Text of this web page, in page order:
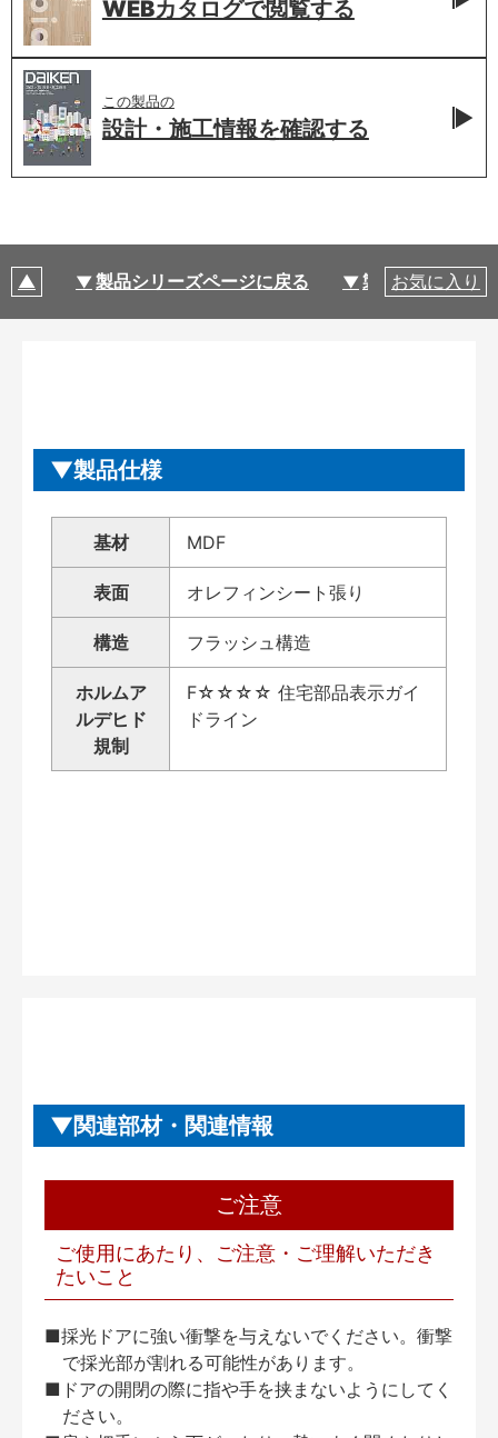
WEBカタログで閲覧する
この製品の
設計・施工情報を確認する
製品シリーズページに戻る 製品仕様
お気に入り
製品仕様
基材 MDF
表面 オレフィンシート張り
構造 フラッシュ構造
ホルムア
ルデヒド
規制
F☆☆☆☆ 住宅部品表示ガイ
ドライン
関連部材・関連情報
ご注意
ご使用にあたり、ご注意・ご理解いただき
たいこと
■採光ドアに強い衝撃を与えないでください。衝撃
で採光部が割れる可能性があります。
■ドアの開閉の際に指や手を挟まないようにしてく
ださい。